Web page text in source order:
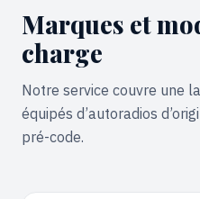
Marques et
charge
Notre service couvre une
équipés d’autoradios
pré-code.